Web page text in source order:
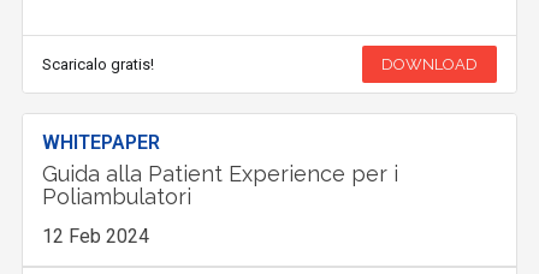
Scaricalo gratis! DOWNLOAD
WHITEPAPER
Guida alla Patient Experience per i
Poliambulatori
12 Feb 2024